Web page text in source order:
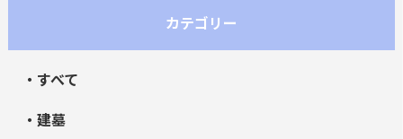
カテゴリー
・すべて
・建墓